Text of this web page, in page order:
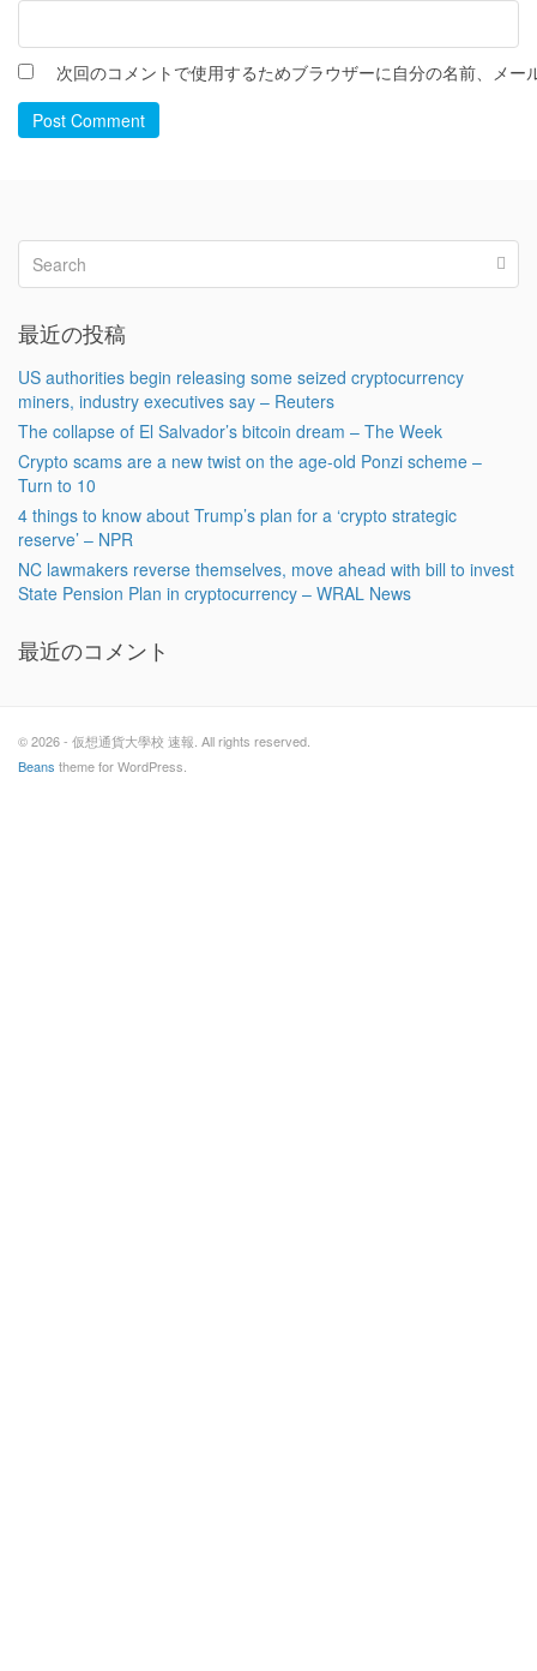
次回のコメントで使用するためブラウザーに自分の名前、メー
Post Comment
最近の投稿
US authorities begin releasing some seized cryptocurrency
miners, industry executives say – Reuters
The collapse of El Salvador’s bitcoin dream – The Week
Crypto scams are a new twist on the age-old Ponzi scheme –
Turn to 10
4 things to know about Trump’s plan for a ‘crypto strategic
reserve’ – NPR
NC lawmakers reverse themselves, move ahead with bill to invest
State Pension Plan in cryptocurrency – WRAL News
最近のコメント
© 2026 - 仮想通貨大學校 速報. All rights reserved.
Beans theme for WordPress.